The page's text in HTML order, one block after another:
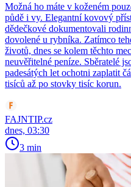
Možná ho máte v koženém
půdě i vy. Elegantní kovový
dědečkové dokumentovali
dovolené u rybníka. Zatímco
životů, dnes se kolem těchto
neuvěřitelné peníze. Sběratelé
padesátých let ochotni zaplatit
tisíců až po stovky tisíc korun.
FAJNTIP.cz
dnes, 03:30
3 min